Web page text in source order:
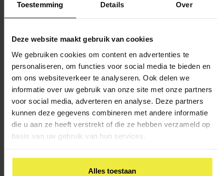
Toestemming Details Over
Deze website maakt gebruik van cookies
We gebruiken cookies om content en advertenties te
personaliseren, om functies voor social media te bieden en
om ons websiteverkeer te analyseren. Ook delen we
informatie over uw gebruik van onze site met onze partners
voor social media, adverteren en analyse. Deze partners
kunnen deze gegevens combineren met andere informatie
die u aan ze heeft verstrekt of die ze hebben verzameld op
basis van uw gebruik van hun services.
Alles toestaan
dan wel extra kritisch naar de aanvraag en zal ouders
meestal uitnodigen voor een gesprek hierover.
Als ouders het niet eens zijn met de afgifte van de TLV, dus na
de beoordeling, kunnen ze hiertegen bezwaar maken. Er is
eenlandelijke bezwaaradviescommissievoor de bezwaren
tegen de toelaatbaarheidsverklaringen.
Terug naar overzicht